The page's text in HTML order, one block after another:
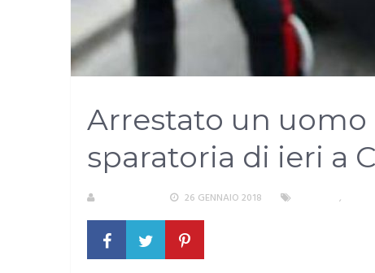
Arrestato un uomo
sparatoria di ieri a
26 GENNAIO 2018 ,